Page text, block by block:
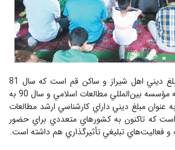
محمد صادق امين دين مبلغ ديني اهل شيراز و ساكن قم است كه سال 81
وارد حوزه شد و سال 89 به مؤسسه بين‌المللي مطالعات اسلامي و سال 90 به
مبلغ ديني داراي كارشناسي ارشد مطالعات
است كه تاكنون به كشورهاي متعددي براي حضور
فعاليت‌هاي تبليغي تأثيرگذاري هم داشته است.